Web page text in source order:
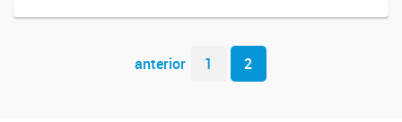
Navegador de artículos
anterior 1 2